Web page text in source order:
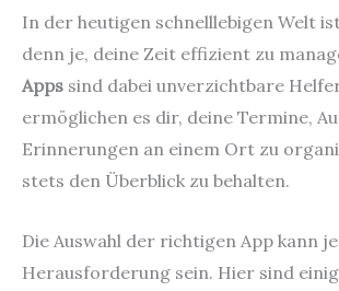
In der heutigen schnelllebigen Welt
denn je, deine Zeit effizient zu
Apps sind dabei unverzichtbare
ermöglichen es dir, deine Termine,
Erinnerungen an einem Ort zu
stets den Überblick zu behalten.
Die Auswahl der richtigen App kann
Herausforderung sein. Hier sind